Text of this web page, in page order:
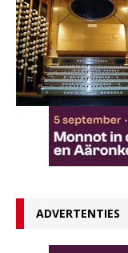
ADVERTENTIES